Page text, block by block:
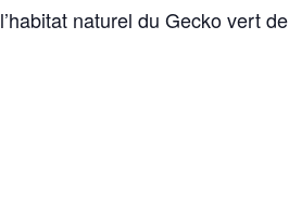
naturel du Gecko vert de